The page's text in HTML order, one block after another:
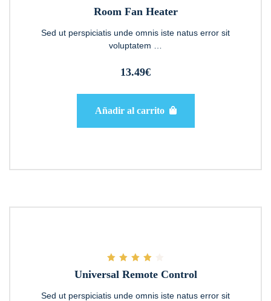
Valorado con
5.00
Room Fan Heater
Sed ut perspiciatis unde omnis iste natus error sit
voluptatem …
13.49€
Añadir al carrito
Valorado
con
de 5
Universal Remote Control
Sed ut perspiciatis unde omnis iste natus error sit